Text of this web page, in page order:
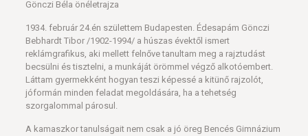
Gönczi Béla önéletrajza
1934. február 24.én születtem Budapesten. Édesapám Gönczi
Bebhardt Tibor /1902-1994/ a húszas évektől ismert
reklámgrafikus, aki mellett felnőve tanultam meg a rajztudást
becsülni és tisztelni, a munkáját örömmel végző alkotóembert.
Láttam gyermekként hogyan teszi képessé a kitünő rajzolót,
jóformán minden feladat megoldására, ha a tehetség
szorgalommal párosul.
A kamaszkor tanulságait nem csak a jó öreg Bencés Gimnázium